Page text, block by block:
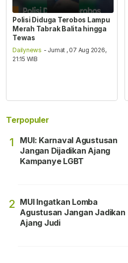
Polisi Diduga Terobos Lampu
Merah Tabrak Balita hingga
Tewas
Dailynews - Jumat , 07 Aug 2026,
21:15 WIB
Terpopuler
1
MUI: Karnaval Agustusan
Jangan Dijadikan Ajang
Kampanye LGBT
2 MUI Ingatkan Lomba
Agustusan Jangan Jadikan
Ajang Judi